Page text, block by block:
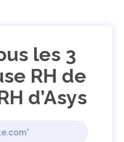
les 3
RH de
d’Asys